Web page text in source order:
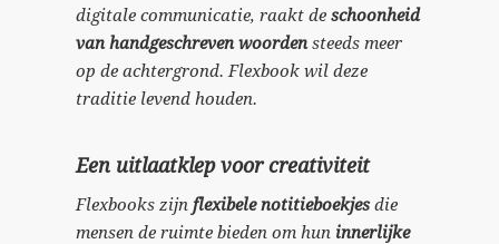
digitale communicatie, raakt deschoonheid
van handgeschreven woordensteeds meer
op de achtergrond. Flexbook wil deze
traditie levend houden.
Een uitlaatklep voor creativiteit
Flexbooks zijnflexibele notitieboekjes die
mensen de ruimte bieden om hun innerlijke